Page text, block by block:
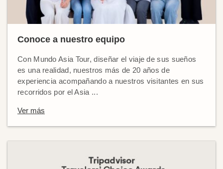
Conoce a nuestro equipo
Con Mundo Asia Tour, diseñar el viaje de sus sueños
es una realidad, nuestros más de 20 años de
experiencia acompañando a nuestros visitantes en sus
recorridos por el Asia ...
Ver más